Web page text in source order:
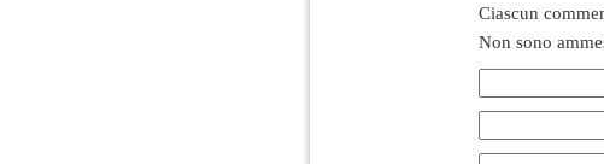
Ciascun
Non sono